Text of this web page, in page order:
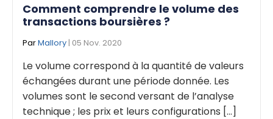
Comment comprendre le volume des
transactions boursières ?
ParMallory | 05 Nov. 2020
Le volume correspond à la quantité de valeurs
échangées durant une période donnée. Les
volumes sont le second versant de l’analyse
technique ; les prix et leurs configurations [...]